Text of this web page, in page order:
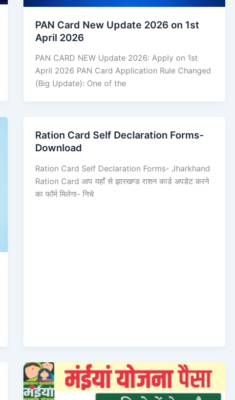
PAN Card New Update 2026 on 1st
April 2026
PAN CARD NEW Update 2026: Apply on 1st
April 2026 PAN Card Application Rule Changed
(Big Update): One of the
Ration Card Self Declaration Forms-
Download
Ration Card Self Declaration Forms- Jharkhand
Ration Card आप यहाँ से झारखण्ड राशन कार्ड अपडेट करने
का फॉर्म मिलेगा- निचे